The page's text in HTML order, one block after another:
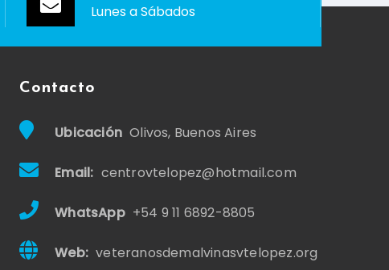
Lunes a Sábados
Contacto
Ubicación Olivos, Buenos Aires
Email: centrovtelopez@hotmail.com
WhatsApp +54 9 11 6892-8805
Web: veteranosdemalvinasvtelopez.org